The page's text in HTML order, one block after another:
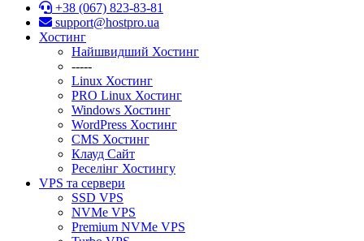
+38 (067) 823-83-81
support@hostpro.ua
Хостинг
Найшвидший Хостинг
-----
Linux Хостинг
PRO Linux Хостинг
Windows Хостинг
WordPress Хостинг
CMS Хостинг
Клауд Сайт
Реселінг Хостингу
VPS та сервери
SSD VPS
NVMe VPS
Premium NVMe VPS